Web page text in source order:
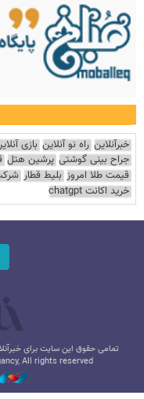
خبرآنلاین راه نو آنلاین بازی
جراح بینی گوشتی پرشین هتل
قیمت طلا امروز بلیط قطار
خرید اکانت chatgpt
تمامی حقوق این سایت برای
All rights reserved